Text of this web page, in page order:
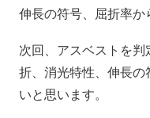
伸長の符号、屈折率か
次回、アスベストを
折、消光特性、伸長
いと思います。